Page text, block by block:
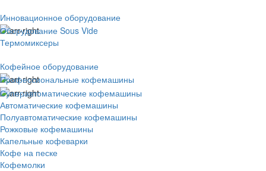
Инновационное оборудование
Оборудование Sous Vide
Термомиксеры
Кофейное оборудование
Профессиональные кофемашины
Суперавтоматические кофемашины
Автоматические кофемашины
Полуавтоматические кофемашины
Рожковые кофемашины
Капельные кофеварки
Кофе на песке
Кофемолки